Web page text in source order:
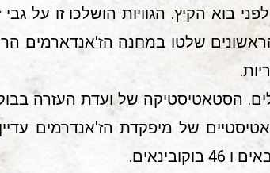
בוא הקיץ. הגוויות הושלכו זו על
שלטו במחנה הז'אנדארמים
מן הניצולים. הסטאטיסטיקה של ועדת
נתונים סטאטיסטיים של מיפקדת